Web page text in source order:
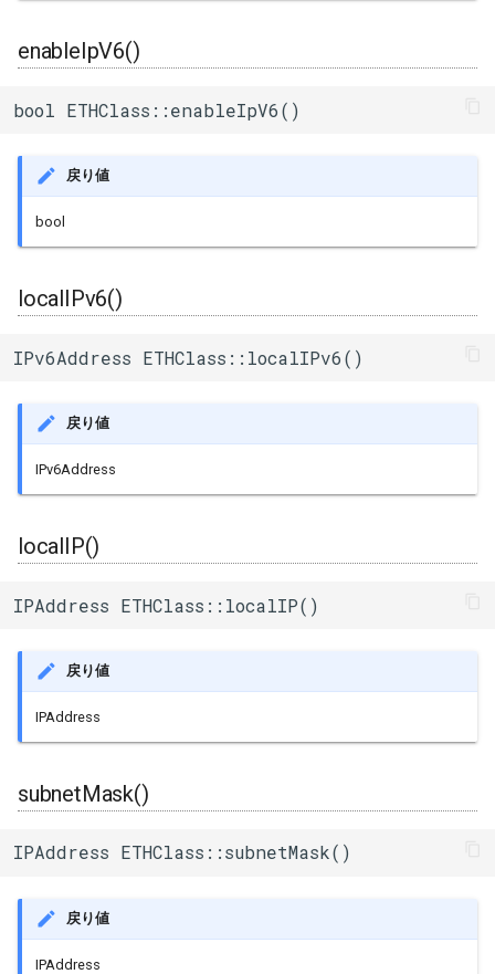
enableIpV6()
bool ETHClass::enableIpV6()
戻り値
bool
localIPv6()
IPv6Address ETHClass::localIPv6()
戻り値
IPv6Address
localIP()
IPAddress ETHClass::localIP()
戻り値
IPAddress
subnetMask()
IPAddress ETHClass::subnetMask()
戻り値
IPAddress